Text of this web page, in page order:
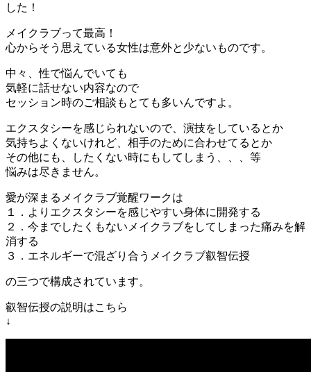
した！
メイクラブって最高！
心からそう思えている女性は意外と少ないものです。
中々、性で悩んでいても
気軽に話せない内容なので
セッション時のご相談もとても多いんですよ。
エクスタシーを感じられないので、演技をしているとか
気持ちよくないけれど、相手のために合わせてるとか
その他にも、したくない時にもしてしまう、、、等
悩みは尽きません。
愛が深まるメイクラブ覚醒ワークは
１．よりエクスタシーを感じやすい身体に開発する
２．今までしたくもないメイクラブをしてしまった痛みを解
消する
３．エネルギーで混ざり合うメイクラブ叡智伝授
の三つで構成されています。
叡智伝授の説明はこちら
↓